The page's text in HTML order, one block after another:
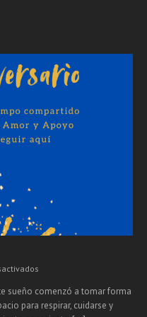
Aniversario
Espacio
sueño comenzó a tomar forma
para respirar, cuidarse y